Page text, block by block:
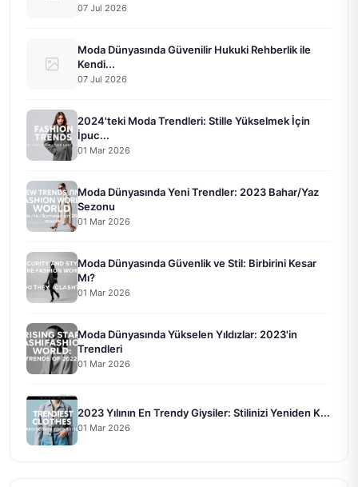
07 Jul 2026
Moda Dünyasında Güvenilir Hukuki Rehberlik ile
Kendi...
07 Jul 2026
2024'teki Moda Trendleri: Stille Yükselmek İçin
İpuc...
01 Mar 2026
Moda Dünyasında Yeni Trendler: 2023 Bahar/Yaz
Sezonu
01 Mar 2026
Moda Dünyasında Güvenlik ve Stil: Birbirini Kesar
Mı?
01 Mar 2026
Moda Dünyasında Yükselen Yıldızlar: 2023'in
Trendleri
01 Mar 2026
2023 Yılının En Trendy Giysiler: Stilinizi Yeniden K...
01 Mar 2026